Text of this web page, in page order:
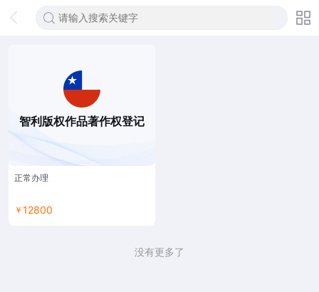
智利版权作品著作权登记
正常办理
￥ 12800
没有更多了